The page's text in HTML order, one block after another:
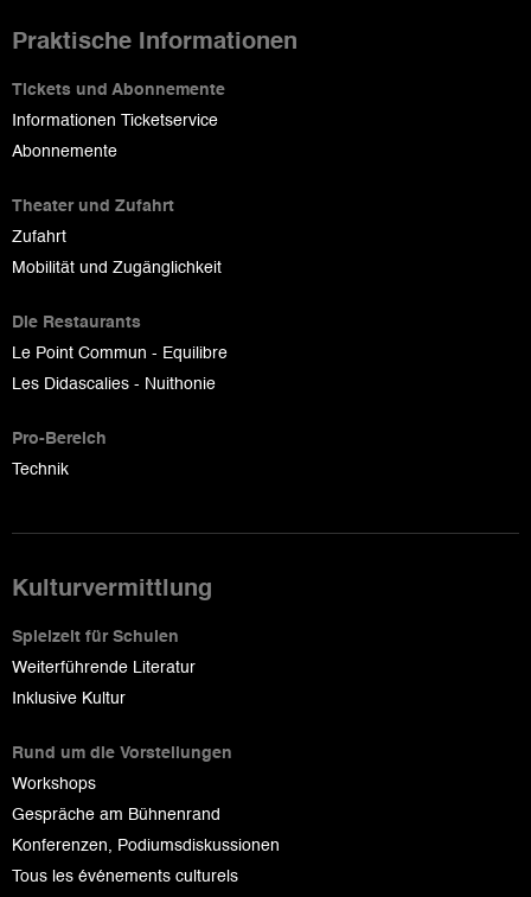
Praktische Informationen
Tickets und Abonnemente
Informationen Ticketservice
Abonnemente
Theater und Zufahrt
Zufahrt
Mobilität und Zugänglichkeit
Die Restaurants
Le Point Commun - Equilibre
Les Didascalies - Nuithonie
Pro-Bereich
Technik
Kulturvermittlung
Spielzeit für Schulen
Weiterführende Literatur
Inklusive Kultur
Rund um die Vorstellungen
Workshops
Gespräche am Bühnenrand
Konferenzen, Podiumsdiskussionen
Tous les événements culturels